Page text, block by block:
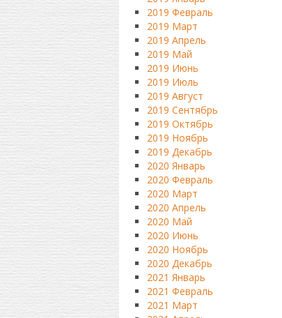
2019 Февраль
2019 Март
2019 Апрель
2019 Май
2019 Июнь
2019 Июль
2019 Август
2019 Сентябрь
2019 Октябрь
2019 Ноябрь
2019 Декабрь
2020 Январь
2020 Февраль
2020 Март
2020 Апрель
2020 Май
2020 Июнь
2020 Ноябрь
2020 Декабрь
2021 Январь
2021 Февраль
2021 Март